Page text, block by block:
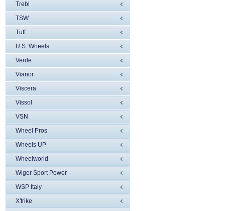
Trebl
TSW
Tuff
U.S. Wheels
Verde
Vianor
Viscera
Vissol
VSN
Wheel Pros
Wheels UP
Wheelworld
Wiger Sport Power
WSP Italy
X'trike